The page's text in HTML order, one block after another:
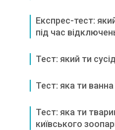
Експрес-тест:
під час
Тест: який ти
Тест: яка ти ванна
Тест: яка ти
київського